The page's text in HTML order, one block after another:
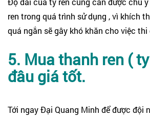
ren trong quá trình sử dụng , vì khích
quá ngắn sẽ gây khó khăn cho việc thi
5. Mua thanh ren (
đâu giá tốt.
Tới ngay Đại Quang Minh để được đội